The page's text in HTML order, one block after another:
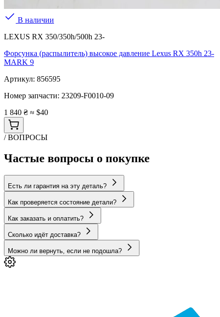
В наличии
LEXUS RX 350/350h/500h 23-
Форсунка (распылитель) высокое давление Lexus RX 350h 23-
MARK 9
Артикул: 856595
Номер запчасти: 23209-F0010-09
1 840 ₴ ≈ $40
/ ВОПРОСЫ
Частые вопросы о покупке
Есть ли гарантия на эту деталь?
Как проверяется состояние детали?
Как заказать и оплатить?
Сколько идёт доставка?
Можно ли вернуть, если не подошла?